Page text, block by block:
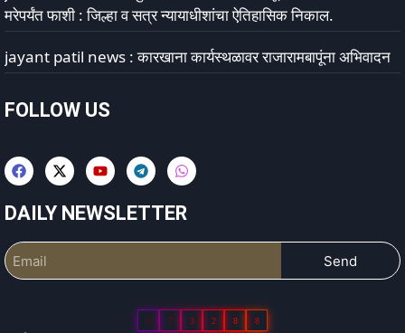
मरेपर्यंत फाशी : जिल्हा व सत्र न्यायाधीशांचा ऐतिहासिक निकाल.
jayant patil news : कारखाना कार्यस्थळावर राजारामबापूंना अभिवादन
FOLLOW US
DAILY NEWSLETTER
Send
5 7 3 2 8 8